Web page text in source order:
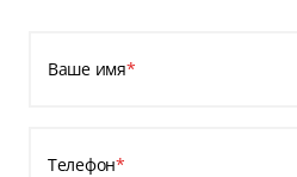
Ваше имя*
Телефон*